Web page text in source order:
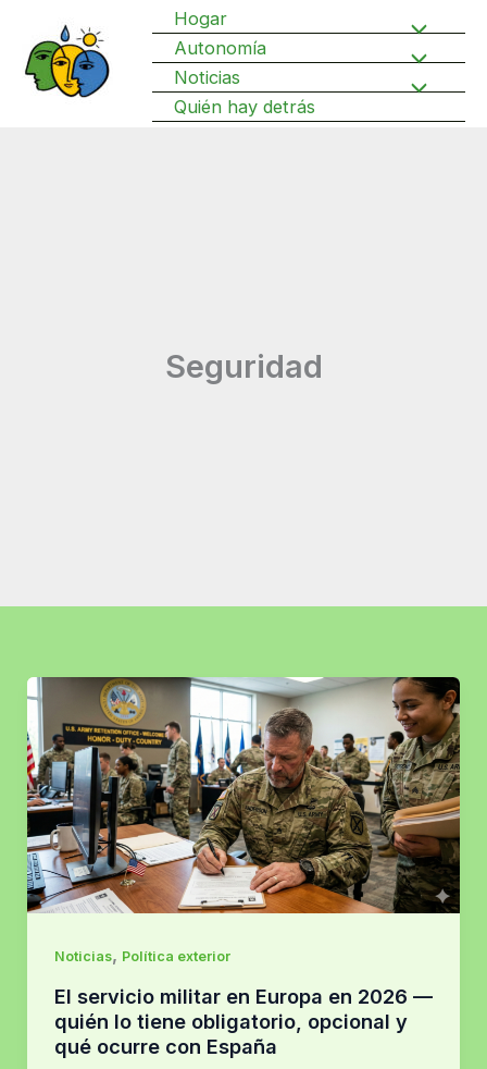
contenido
Hogar Alternar
menú
Autonomía Alternar
Noticias Alternar
Quién hay detrás
Seguridad
Noticias, Política exterior
El servicio militar en Europa en 2026 —
quién lo tiene obligatorio, opcional y
qué ocurre con España